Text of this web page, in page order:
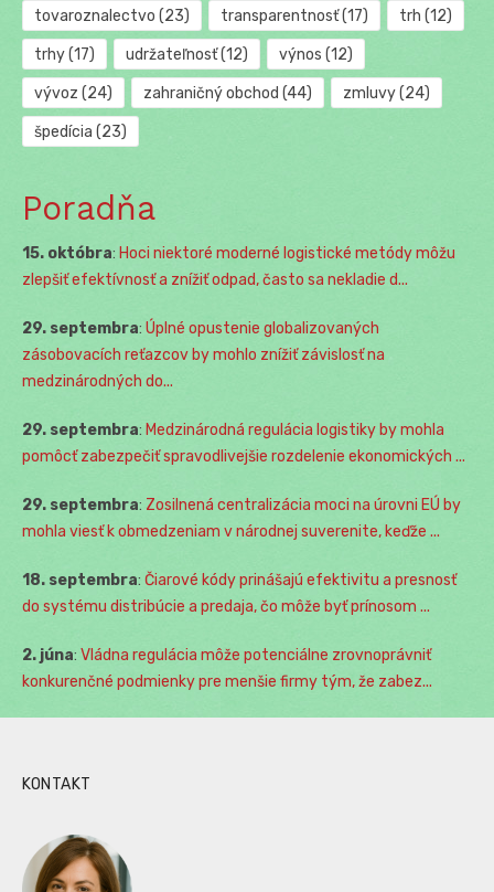
tovaroznalectvo (23) transparentnosť(17) trh (12)
trhy(17) udržateľnosť(12) výnos (12)
vývoz (24) zahraničný obchod (44) zmluvy(24)
špedícia (23)
Poradňa
15. októbra: Hoci niektoré moderné logistické metódy môžu
zlepšiť efektívnosť a znížiť odpad, často sa nekladie d...
29. septembra: Úplné opustenie globalizovaných
zásobovacích reťazcov by mohlo znížiť závislosť na
medzinárodných do...
29. septembra: Medzinárodná regulácia logistiky by mohla
pomôcť zabezpečiť spravodlivejšie rozdelenie ekonomických ...
29. septembra: Zosilnená centralizácia moci na úrovni EÚ by
mohla viesť k obmedzeniam v národnej suverenite, keďže ...
18. septembra: Čiarové kódy prinášajú efektivitu a presnosť
do systému distribúcie a predaja, čo môže byť prínosom ...
2. júna: Vládna regulácia môže potenciálne zrovnoprávniť
konkurenčné podmienky pre menšie firmy tým, že zabez...
KONTAKT